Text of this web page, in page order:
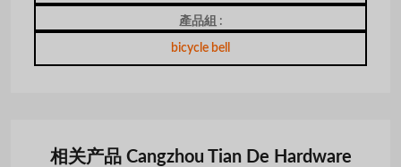
產品組 :
bicycle bell
相关产品 Cangzhou Tian De Hardware